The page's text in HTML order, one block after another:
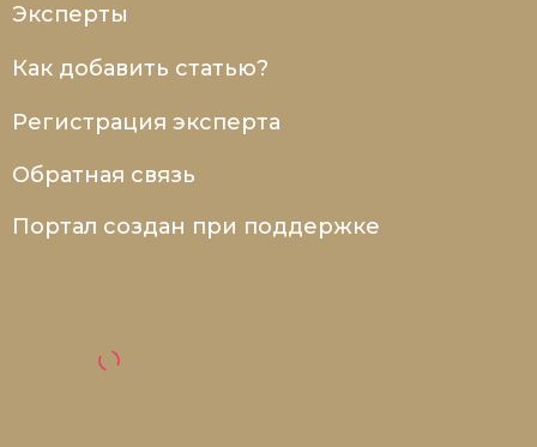
Эксперты
Как добавить статью?
Регистрация эксперта
Обратная связь
Портал создан при поддержке